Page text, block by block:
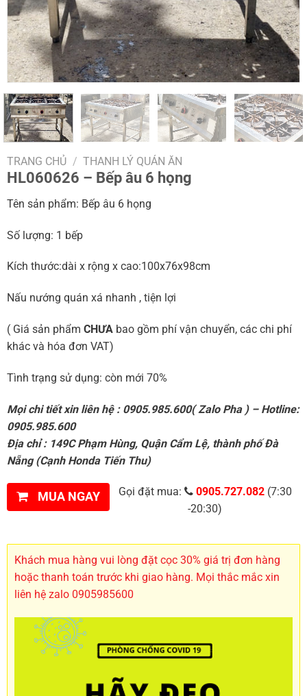
TRANG CHỦ / THANH LÝ QUÁN ĂN
HL060626 – Bếp âu 6 họng
Tên sản phẩm: Bếp âu 6 họng
Số lượng: 1 bếp
Kích thước:dài x rộng x cao:100x76x98cm
Nấu nướng quán xá nhanh , tiện lợi
( Giá sản phẩm CHƯAbao gồm phí vận chuyển, các chi phí
khác và hóa đơn VAT)
Tình trạng sử dụng: còn mới 70%
Mọi chi tiết xin liên hệ : 0905.985.600( Zalo Pha ) – Hotline:
0905.985.600
Địa chỉ : 149C Phạm Hùng, Quận Cẩm Lệ, thành phố Đà
Nẵng (Cạnh Honda Tiến Thu)
MUA NGAY Gọi đặt mua: 0905.727.082(7:30
-20:30)
Khách mua hàng vui lòng đặt cọc 30% giá trị đơn hàng
hoặc thanh toán trước khi giao hàng. Mọi thắc mắc xin
liên hệ zalo 0905985600